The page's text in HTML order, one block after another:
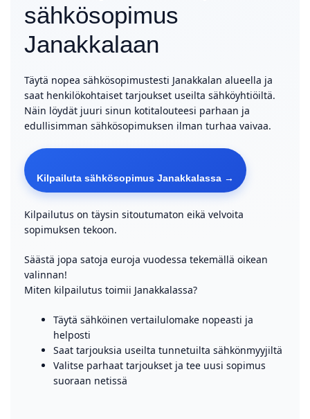
sähkösopimus
Janakkalaan
Täytä nopea sähkösopimustesti Janakkalan alueella ja
saat henkilökohtaiset tarjoukset useilta sähköyhtiöiltä.
Näin löydät juuri sinun kotitalouteesi parhaan ja
edullisimman sähkösopimuksen ilman turhaa vaivaa.
Kilpailuta sähkösopimus Janakkalassa →
Kilpailutus on täysin sitoutumaton eikä velvoita
sopimuksen tekoon.
Säästä jopa satoja euroja vuodessa tekemällä oikean
valinnan!
Miten kilpailutus toimii Janakkalassa?
Täytä sähköinen vertailulomake nopeasti ja
helposti
Saat tarjouksia useilta tunnetuilta sähkönmyyjiltä
Valitse parhaat tarjoukset ja tee uusi sopimus
suoraan netissä